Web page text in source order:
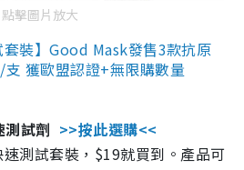
點擊圖片放大
裝】Good Mask發售3款抗原
獲歐盟認證+無限購數量
試劑 >>按此選購<<
測試套裝，$19就買到。產品可